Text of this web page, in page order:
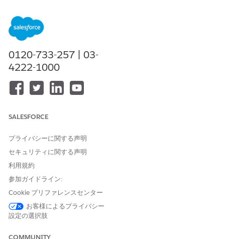
メモAgentforce Sales Agent for Gemini は、現時点では英語
でのみ使用できます。
Gemini の Agentforce 販売エージェントの設定 (ベータ)
が Gemini 内でリードを調査してレコードを更新できるように
は 2 つのワークスペースを切り替えることなく、より迅速に
戦略を計画して商談を成立させることができます。
Gemini の Agentforce 販売エージェントへの Salesforce アカ
ウントの接続 (ベータ)
Gemini で Salesforce アカウントを接続します。
0120-733-257 | 03-
4222-1000
SALESFORCE
プライバシーに関する声明
セキュリティに関する声明
利用規約
参加ガイドライン:
Cookie プリファレンスセンター
お客様によるプライバシー
設定の選択肢
COMMUNITY